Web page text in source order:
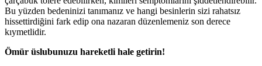
Bu yüzden bedeninizi tanımanız ve hangi besinlerin sizi rahatsız
hissettirdiğini fark edip ona nazaran düzenlemeniz son derece
kıymetlidir.
Ömür üslubunuzu hareketli hale getirin!